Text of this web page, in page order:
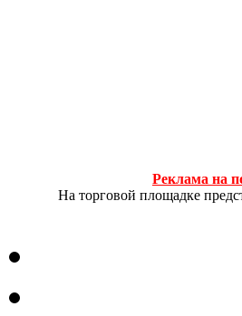
Реклама на
На торговой площадке